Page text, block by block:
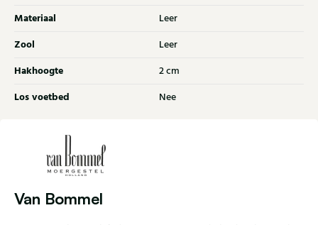
Materiaal Leer
Zool Leer
Hakhoogte 2 cm
Los voetbed Nee
Van Bommel